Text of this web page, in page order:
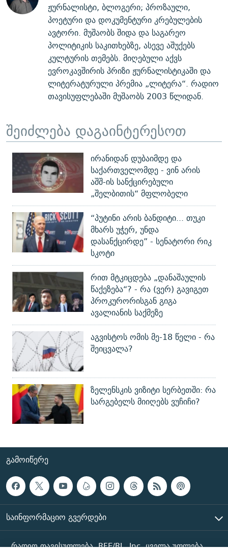
ჟურნალისტი, ბლოგერი; პროზაული,
პოეტური და დოკუმენტური კრებულების
ავტორი. მუშაობს შიდა და საგარეო
პოლიტიკის საკითხებზე, ასევე აშუქებს
კულტურის თემებს. მიღებული აქვს
ევროკავშირის პრიზი ჟურნალისტიკაში და
ლიტერატურული პრემია „ლიტერა“. რადიო
თავისუფლებაში მუშაობს 2003 წლიდან.
შეიძლება დაგაინტერესოთ
ირანიდან დუბაიმდე და
საქართველომდე - ვინ არის
აშშ-ის სანქცირებული
„შელბითის“ მფლობელი
“პუტინი არის ბანდიტი... თუკი
მხარს უჭერ, უნდა
დასანქცირდე” - სენატორი რიკ
სკოტი
რით მტკიცდება „დანაშაულის
წაქეზება“? - რა (ვერ) გავიგეთ
პროკურორისგან გიგა
ავალიანის საქმეზე
აგვისტოს ომის მე-18 წელი - რა
შეიცვალა?
ზელენსკის ვიზიტი სერბეთში: რა
სარგებელს მიიღებს ვუჩიჩი?
ᲒᲐᲛᲝᲘᲬᲔᲠᲔ
ᲡᲐᲘᲜᲤᲝᲠᲛᲐᲪᲘᲝ ᲒᲕᲔᲠᲓᲔᲑᲘ